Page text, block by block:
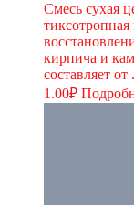
Смесь сухая
тиксотропная
кирпича и
составляет от
1.00₽